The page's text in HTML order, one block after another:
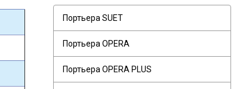
Портьера SUET
Портьера OPERA
Портьера OPERA PLUS